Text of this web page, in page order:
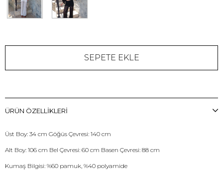
ÜRÜN ÖZELLIKLERI
Üst Boy: 34 cm Göğüs Çevresi: 140 cm
Alt Boy: 106 cm Bel Çevresi: 60 cm Basen Çevresi: 88 cm
Kumaş Bilgisi: %60 pamuk, %40 polyamide